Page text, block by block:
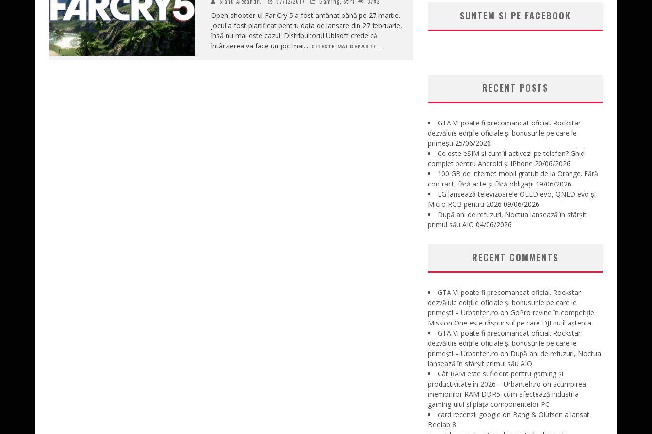
Open-shooter-ul Far Cry 5 a fost amânat până pe 27 martie.
Jocul a fost planificat pentru data de lansare din 27 februarie,
însă nu mai este cazul. Distribuitorul Ubisoft crede că
întârzierea va face un joc mai... CITESTE MAI DEPARTE...
SUNTEM SI PE FACEBOOK
RECENT POSTS
GTA VI poate fi precomandat oficial. Rockstar
dezvăluie edițiile oficiale și bonusurile pe care le
primești 25/06/2026
Ce este eSIM și cum îl activezi pe telefon? Ghid
complet pentru Android și iPhone 20/06/2026
100 GB de internet mobil gratuit de la Orange. Fără
contract, fără acte și fără obligații 19/06/2026
LG lansează televizoarele OLED evo, QNED evo și
Micro RGB pentru 2026 09/06/2026
După ani de refuzuri, Noctua lansează în sfârșit
primul său AIO 04/06/2026
RECENT COMMENTS
GTA VI poate fi precomandat oficial. Rockstar
dezvăluie edițiile oficiale și bonusurile pe care le
primești – Urbanteh.ro on GoPro revine în competiție:
Mission One este răspunsul pe care DJI nu îl aștepta
GTA VI poate fi precomandat oficial. Rockstar
dezvăluie edițiile oficiale și bonusurile pe care le
primești – Urbanteh.ro on După ani de refuzuri, Noctua
lansează în sfârșit primul său AIO
Cât RAM este suficient pentru gaming și
productivitate în 2026 – Urbanteh.ro on Scumpirea
memoriilor RAM DDR5: cum afectează industria
gaming-ului și piața componentelor PC
card recenzii google on Bang & Olufsen a lansat
Beolab 8